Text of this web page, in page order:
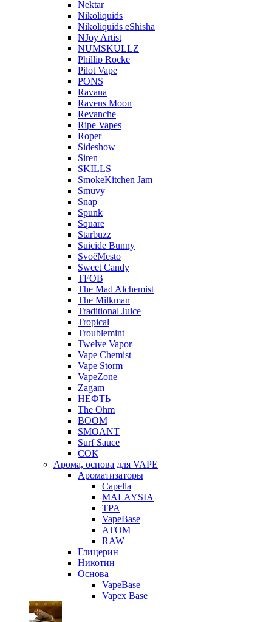
Nektar
Nikoliquids
Nikoliquids eShisha
NJoy Artist
NUMSKULLZ
Phillip Rocke
Pilot Vape
PONS
Ravana
Ravens Moon
Revanche
Ripe Vapes
Roper
Sideshow
Siren
SKILLS
SmokeKitchen Jam
Smüvy
Snap
Spunk
Square
Starbuzz
Suicide Bunny
SvoёMesto
Sweet Candy
TFOB
The Mad Alchemist
The Milkman
Traditional Juice
Tropical
Troublemint
Twelve Vapor
Vape Chemist
Vape Storm
VapeZone
Zagam
НЕФТЬ
The Ohm
BOOM
SMOANT
Surf Sauce
СОК
Арома, основа для VAPE
Ароматизаторы
Capella
MALAYSIA
TPA
VapeBase
АТОМ
RAW
Глицерин
Никотин
Основа
VapeBase
Vapex Base